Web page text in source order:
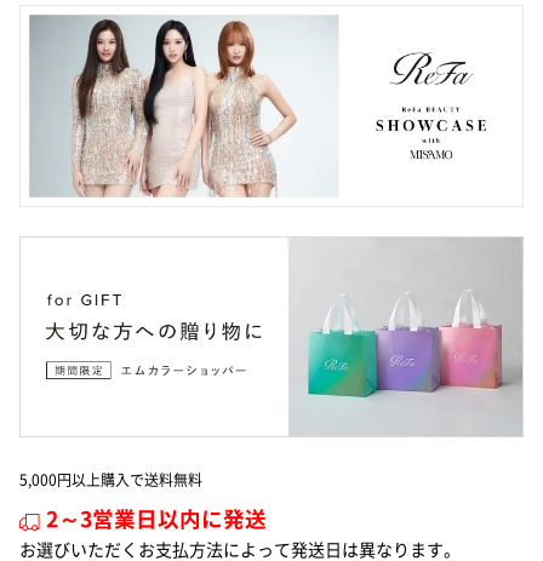
5,000円以上購入で送料無料
2～3営業日以内に発送
お選びいただくお支払方法によって発送日は異なります。